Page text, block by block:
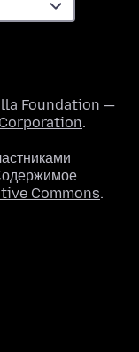
Foundation —
.
Commons.